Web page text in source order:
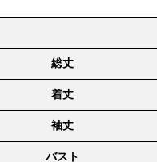
総丈
着丈
袖丈
バスト